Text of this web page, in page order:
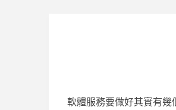
軟體服務要做好其實有幾